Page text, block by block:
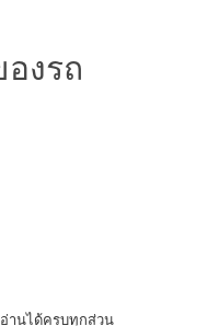
งรถ
านได้ครบทุกส่วน